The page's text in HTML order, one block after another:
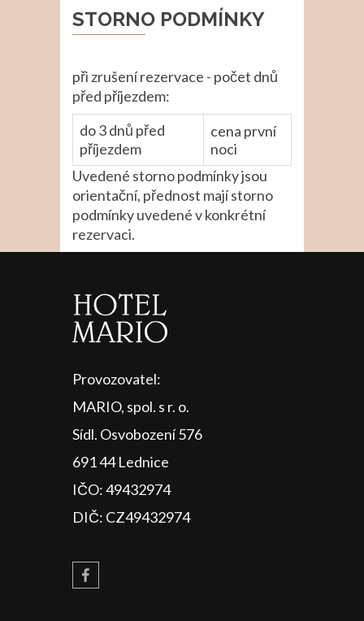
STORNO PODMÍNKY
při zrušení rezervace - počet dnů
před příjezdem:
do 3 dnů před
příjezdem
cena první
noci
Uvedené storno podmínky jsou
orientační, přednost mají storno
podmínky uvedené v konkrétní
rezervaci.
Provozovatel:
MARIO, spol. s r. o.
Sídl. Osvobození 576
691 44 Lednice
IČO: 49432974
DIČ: CZ49432974